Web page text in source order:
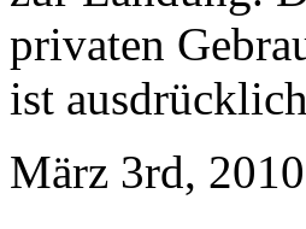
privaten
ist
März 3rd, 2010